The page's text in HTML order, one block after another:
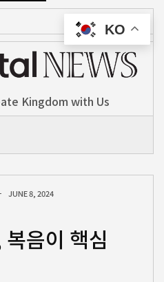
Kingdom with Us
JUNE 8, 2024
음이 핵심
KO